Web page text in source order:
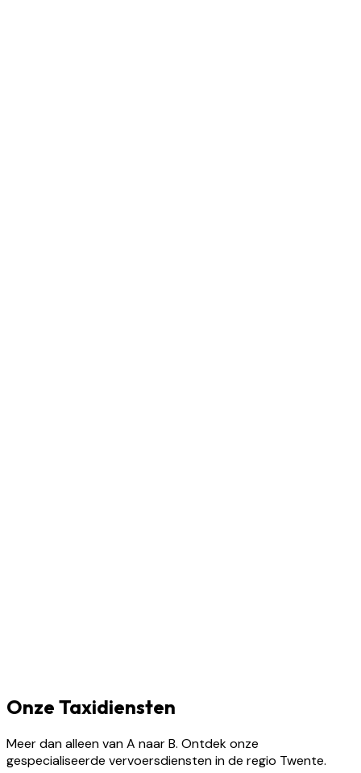
Onze Taxidiensten
Meer dan alleen van A naar B. Ontdek onze
gespecialiseerde vervoersdiensten in de regio Twente.